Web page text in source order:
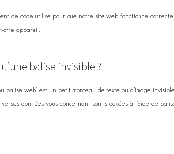
de code utilisé pour que notre site web fonctionne
appareil.
balise invisible ?
balise web) est un petit morceau de texte ou d’image
données vous concernant sont stockées à l’aide de